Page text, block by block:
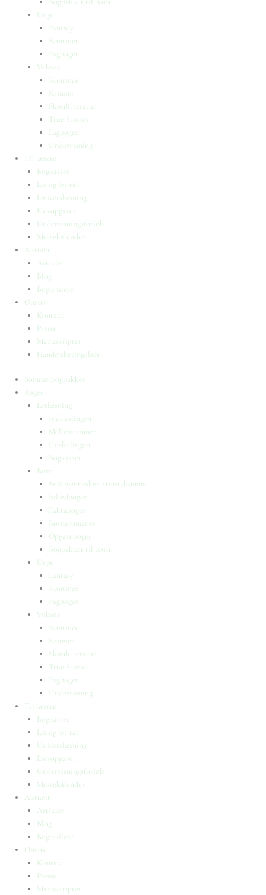
Unge
Fantasy
Romaner
Fagbøger
Voksne
Romance
Krimier
Skønlitteratur
True Stories
Fagbøger
Undervisning
Til lærere
Bogkasser
Lix og let-tal
Universlæsning
Elevopgaver
Undervisningsforløb
Messekalender
Aktuelt
Artikler
Blog
Bogtrailere
Om os
Kontakt
Presse
Manuskripter
Handelsbetingelser
Sommerbogpakker
Bøger
Letlæsning
Indskolingen
Mellemtrinnet
Udskolingen
Bogkasser
Børn
Små mennesker, store drømme
Billedbøger
Faktabøger
Børneromaner
Opgavebøger
Bogpakker til børn
Unge
Fantasy
Romaner
Fagbøger
Voksne
Romance
Krimier
Skønlitteratur
True Stories
Fagbøger
Undervisning
Til lærere
Bogkasser
Lix og let-tal
Universlæsning
Elevopgaver
Undervisningsforløb
Messekalender
Aktuelt
Artikler
Blog
Bogtrailere
Om os
Kontakt
Presse
Manuskripter